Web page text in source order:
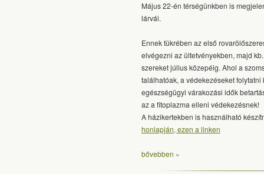
Május 22-én térségünkben is
lárvái.
Ennek tükrében az első
elvégezni az ültetvényekben, majd
szereket július közepéig. Ahol a
találhatóak, a védekezéseket
egészségügyi várakozási idők
az a fitoplazma elleni védekezésnek!
A házikertekben is használható
honlapján, ezen a linken
bővebben »